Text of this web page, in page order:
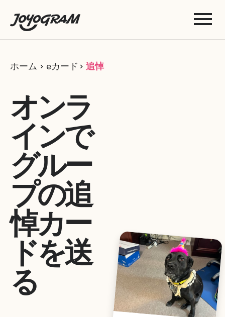
ホーム eカード 追悼
オンラ
インで
グルー
プの追
悼カー
ドを送
る